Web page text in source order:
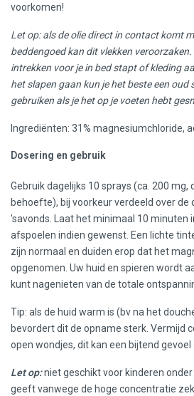
voorkomen!
Let op: als de olie direct in contact komt
beddengoed kan dit vlekken
intrekken voor je in bed stapt of kleding
het slapen gaan kun je het beste een
gebruiken als je het op je voeten hebt
Ingrediënten: 31% magnesiumchloride,
Dosering en gebruik
Gebruik dagelijks 10 sprays (ca. 200 mg,
behoefte), bij voorkeur verdeeld over de
'savonds. Laat het minimaal 10 minuten
afspoelen indien gewenst. Een lichte
zijn normaal en duiden erop dat het
opgenomen. Uw huid en spieren wordt
kunt nagenieten van de totale
Tip: als de huid warm is (bv na het
bevordert dit de opname sterk. Vermijd
open wondjes, dit kan een bijtend gevoel
Let op:niet geschikt voor kinderen
geeft vanwege de hoge concentratie